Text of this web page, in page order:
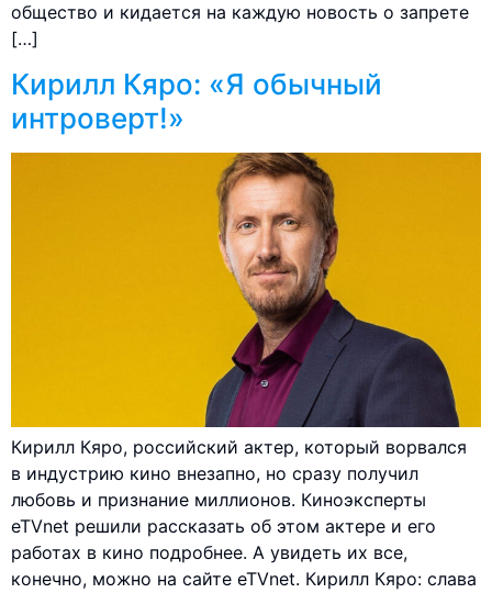
общество и кидается на каждую новость о запрете
[…]
Кирилл Кяро: «Я обычный
интроверт!»
Кирилл Кяро, российский актер, который ворвался
в индустрию кино внезапно, но сразу получил
любовь и признание миллионов. Киноэксперты
eTVnet решили рассказать об этом актере и его
работах в кино подробнее. А увидеть их все,
конечно, можно на сайте eTVnet. Кирилл Кяро: слава